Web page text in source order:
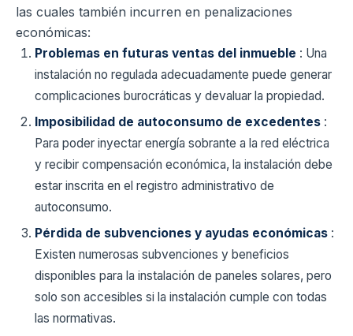
las cuales también incurren en penalizaciones
económicas:
Problemas en futuras ventas del inmueble : Una
instalación no regulada adecuadamente puede generar
complicaciones burocráticas y devaluar la propiedad.
Imposibilidad de autoconsumo de excedentes :
Para poder inyectar energía sobrante a la red eléctrica
y recibir compensación económica, la instalación debe
estar inscrita en el registro administrativo de
autoconsumo.
Pérdida de subvenciones y ayudas económicas :
Existen numerosas subvenciones y beneficios
disponibles para la instalación de paneles solares, pero
solo son accesibles si la instalación cumple con todas
las normativas.